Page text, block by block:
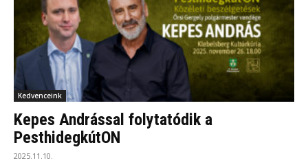
Kedvenceink
Kepes Andrással folytatódik a
PesthidegkútON
2025.11.10.